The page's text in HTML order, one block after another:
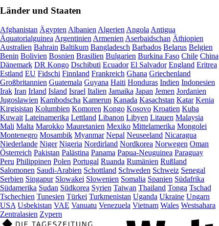
Länder und Staaten
Afghanistan Ägypten Albanien Algerien Angola Antigua
Äquatorialguinea Argentinien Armenien Aserbaidschan Äthiopien
Australien Bahrain Baltikum Bangladesch Barbados Belarus Belgien
Benin Bolivien Bosnien Brasilien Bulgarien Burkina Faso Chile China
Dänemark DR Kongo Dschibuti Ecuador El Salvador England Eritrea
Estland EU Fidschi Finnland Frankreich Ghana Griechenland
Großbritannien Guatemala Guyana Haiti Honduras Indien Indonesien
Irak Iran Irland Island Israel Italien Jamaika Japan Jemen Jordanien
Jugoslawien Kambodscha Kamerun Kanada Kasachstan Katar Kenia
Kirgisistan Kolumbien Komoren Kongo Kosovo Kroatien Kuba
Kuwait Lateinamerika Lettland Libanon Libyen Litauen Malaysia
Mali Malta Marokko Mauretanien Mexiko Mittelamerika Mongolei
Montenegro Mosambik Myanmar Nepal Neuseeland Nicaragua
Niederlande Niger Nigeria Nordirland Nordkorea Norwegen Oman
Österreich Pakistan Palästina Panama Papua-Neuguinea Paraguay
Peru Philippinen Polen Portugal Ruanda Rumänien Rußland
Salomonen Saudi-Arabien Schottland Schweden Schweiz Senegal
Serbien Singapur Slowakei Slowenien Somalia Spanien Südafrika
Südamerika Sudan Südkorea Syrien Taiwan Thailand Tonga Tschad
Tschechien Tunesien Türkei Turkmenistan Uganda Ukraine Ungarn
USA Usbekistan VAE Vanuatu Venezuela Vietnam Wales Westsahara
Zentralasien Zypern